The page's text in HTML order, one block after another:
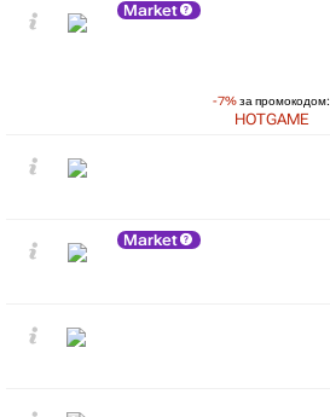
Market
-7%за промокодом:
HOTGAME
Market